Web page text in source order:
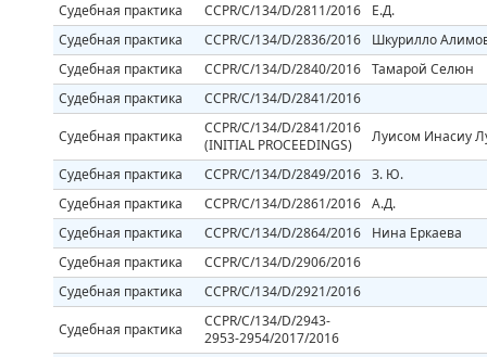
Судебная практика
CCPR/C/134/D/2811/2016
Е.Д.
Судебная практика
CCPR/C/134/D/2836/2016
Шкурилло
Судебная практика
CCPR/C/134/D/2840/2016 Тамарой Селюн
Судебная практика
CCPR/C/134/D/2841/2016
Судебная практика
CCPR/C/134/D/2841/2016
(INITIAL PROCEEDINGS)
Луисом Инасиу
Судебная практика CCPR/C/134/D/2849/2016 З. Ю.
Судебная практика
CCPR/C/134/D/2861/2016 А.Д.
Судебная практика
CCPR/C/134/D/2864/2016
Нина Еркаева
Судебная практика
CCPR/C/134/D/2906/2016
Судебная практика
CCPR/C/134/D/2921/2016
Судебная практика
CCPR/C/134/D/2943-
2953-2954/2017/2016